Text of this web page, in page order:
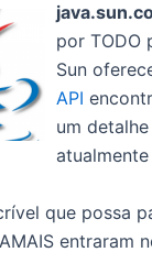
por TODO
Sun
API
um
que possa
entraram